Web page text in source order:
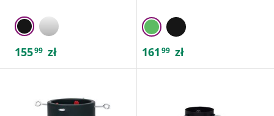
15599 zł 161 99 zł